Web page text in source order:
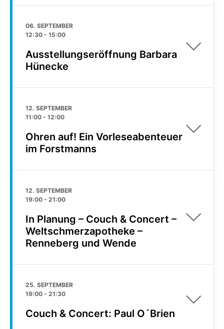
06. SEPTEMBER
12:30 - 15:00
Ausstellungseröffnung Barbara
Hünecke
12. SEPTEMBER
11:00 - 12:00
Ohren auf! Ein Vorleseabenteuer
im Forstmanns
12. SEPTEMBER
19:00 - 21:00
In Planung – Couch & Concert –
Weltschmerzapotheke –
Renneberg und Wende
25. SEPTEMBER
19:00 - 21:30
Couch & Concert: Paul O´Brien